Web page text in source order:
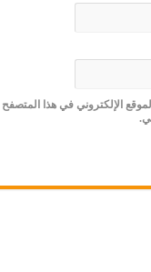
الإلكتروني في هذا المتصفح